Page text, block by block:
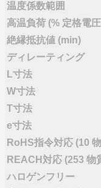
温度係数範囲
高温負荷 (% 定格電
絶縁抵抗値 (min)
ディレーティング
L寸法
W寸法
T寸法
e寸法
RoHS指令対応 (10
REACH対応 (253 物
ハロゲンフリー